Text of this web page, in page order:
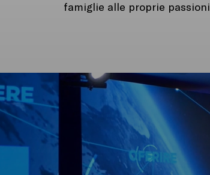
famiglie alle proprie